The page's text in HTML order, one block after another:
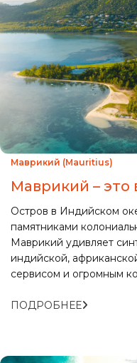
Маврикий (Mauritius)
Маврикий – это
Остров в Индийском
памятниками
Маврикий удивляет
индийской,
сервисом и огромным
ПОДРОБНЕЕ